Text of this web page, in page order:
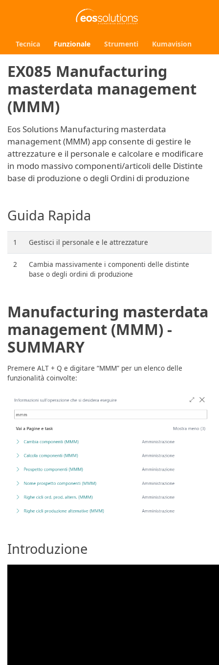
Tecnica Funzionale Strumenti Kumavision
EX085 Manufacturing
masterdata management
(MMM)
Eos Solutions Manufacturing masterdata
management (MMM) app consente di gestire le
attrezzature e il personale e calcolare e modificare
in modo massivo componenti/articoli delle Distinte
base di produzione o degli Ordini di produzione
Guida Rapida
1 Gestisci il personale e le attrezzature
2
Cambia massivamente i componenti delle distinte
base o degli ordini di produzione
Manufacturing masterdata
management (MMM) -
SUMMARY
Premere ALT + Q e digitare “MMM” per un elenco delle
funzionalità coinvolte:
Introduzione